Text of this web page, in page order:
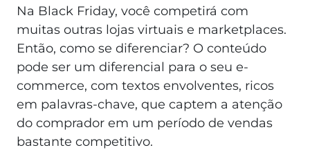
Na Black Friday, você competirá com
muitas outras lojas virtuais e marketplaces.
Então, como se diferenciar? O conteúdo
pode ser um diferencial para o seu e-
commerce, com textos envolventes, ricos
em palavras-chave, que captem a atenção
do comprador em um período de vendas
bastante competitivo.